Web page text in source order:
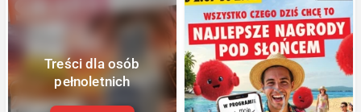
Treści dla osób
pełnoletnich